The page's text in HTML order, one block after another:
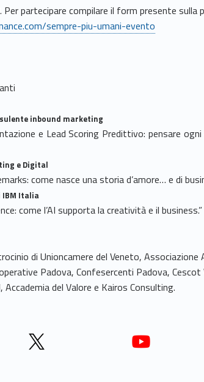
. Per partecipare compilare il form presente sulla
sempre-piu-umani-evento
inbound marketing
e Lead Scoring Predittivo: pensare
e Digital
come nasce una storia d’amore… e di
Italia
come l’AI supporta la creatività e il business.”
di Unioncamere del Veneto, Associazione
Padova, Confesercenti Padova,
del Valore e Kairos Consulting.